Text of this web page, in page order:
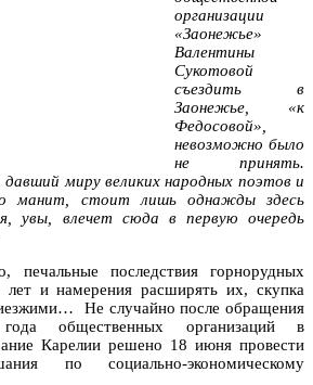
организации
«Заонежье»
Валентины
Сукотовой
съездить в
Заонежье, «к
Федосовой»,
невозможно было
не принять.
миру великих народных поэтов и
манит, стоит лишь однажды здесь
увы, влечет сюда в первую очередь
печальные последствия горнорудных
лет и намерения расширять их, скупка
Не случайно после обращения
общественных организаций в
Карелии решено 18 июня провести
по социально-экономическому